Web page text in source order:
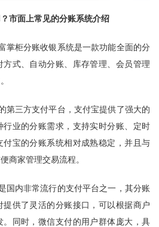
市面上常见的分账系统介绍
掌柜分账收银系统是一款功能全面的分
式、自动分账、库存管理、会员管理
第三方支付平台，支付宝提供了强大的
业的分账需求，支持实时分账、定时
宝的分账系统相对成熟稳定，并且与
商家管理交易流程。
国内非常流行的支付平台之一，其分账
供了灵活的分账接口，可以根据商户
。同时，微信支付的用户群体庞大，具